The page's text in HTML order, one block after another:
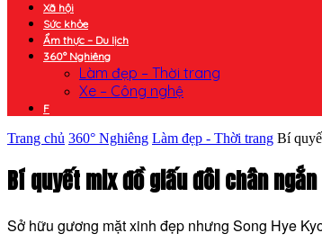
Xã hội
Sức khỏe
Ẩm thực – Du lịch
360° Nghiêng
Làm đẹp – Thời trang
Xe – Công nghệ
F
Trang chủ 360° Nghiêng Làm đẹp - Thời trang Bí
Bí quyết mix đồ giấu đôi chân ngắn
Sở hữu gương mặt xinh đẹp nhưng Song Hye